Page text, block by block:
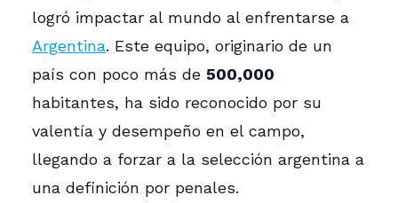
logró impactar al mundo al enfrentarse a
Argentina. Este equipo, originario de un
país con poco más de 500,000
habitantes, ha sido reconocido por su
valentía y desempeño en el campo,
llegando a forzar a la selección argentina a
una definición por penales.